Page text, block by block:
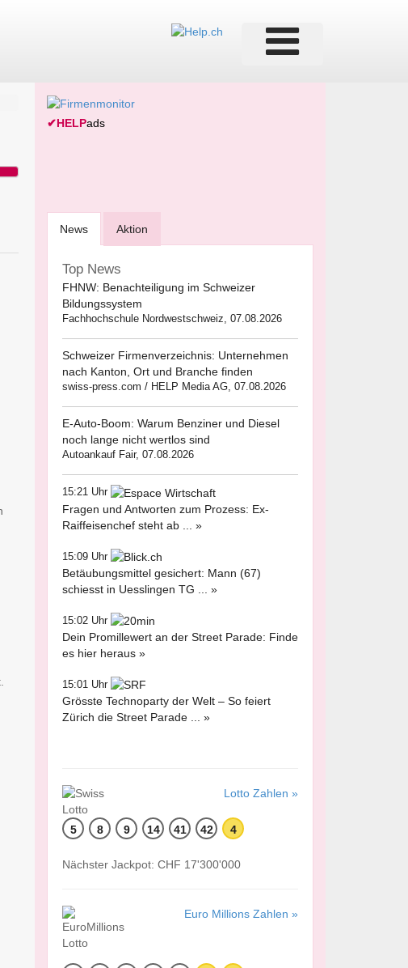
✔HELPads
News Aktion
Top News
FHNW: Benachteiligung im Schweizer
Bildungssystem
Fachhochschule Nordwestschweiz, 07.08.2026
Schweizer Firmenverzeichnis: Unternehmen
nach Kanton, Ort und Branche finden
swiss-press.com / HELP Media AG, 07.08.2026
E-Auto-Boom: Warum Benziner und Diesel
noch lange nicht wertlos sind
Autoankauf Fair, 07.08.2026
15:21 Uhr
Fragen und Antworten zum Prozess: Ex-
Raiffeisenchef steht ab ... »
15:09 Uhr
Betäubungsmittel gesichert: Mann (67)
schiesst in Uesslingen TG ... »
15:02 Uhr
Dein Promillewert an der Street Parade: Finde
es hier heraus »
15:01 Uhr
Grösste Technoparty der Welt – So feiert
Zürich die Street Parade ... »
Lotto Zahlen »
5 8 9 14 41 42 4
Nächster Jackpot: CHF 17'300'000
Euro Millions Zahlen »